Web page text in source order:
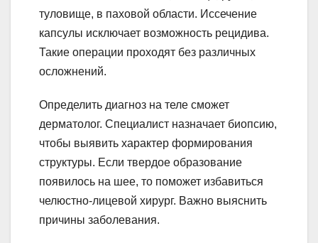
туловище, в паховой области. Иссечение
капсулы исключает возможность рецидива.
Такие операции проходят без различных
осложнений.
Определить диагноз на теле сможет
дерматолог. Специалист назначает биопсию,
чтобы выявить характер формирования
структуры. Если твердое образование
появилось на шее, то поможет избавиться
челюстно-лицевой хирург. Важно выяснить
причины заболевания.